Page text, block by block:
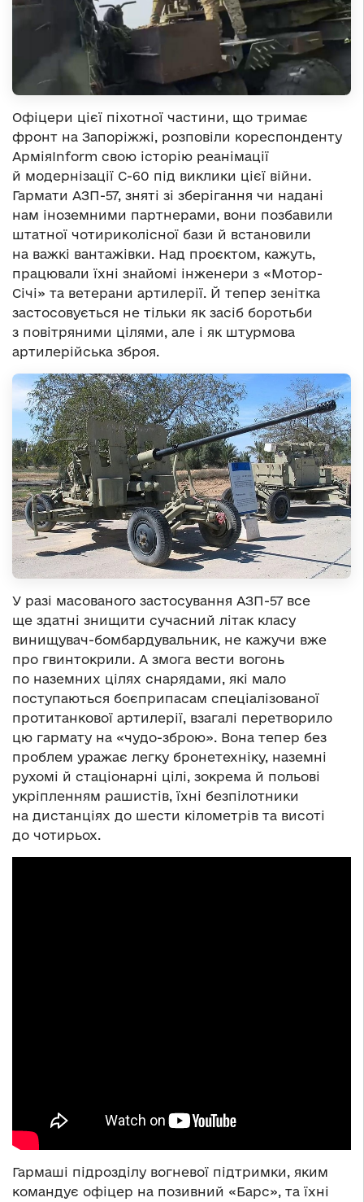
Офіцери цієї піхотної частини, що тримає
фронт на Запоріжжі, розповіли кореспонденту
АрміяInform свою історію реанімації
й модернізації С-60 під виклики цієї війни.
Гармати АЗП-57, зняті зі зберігання чи надані
нам іноземними партнерами, вони позбавили
штатної чотириколісної бази й встановили
на важкі вантажівки. Над проєктом, кажуть,
працювали їхні знайомі інженери з «Мотор-
Січі» та ветерани артилерії. Й тепер зенітка
застосовується не тільки як засіб боротьби
з повітряними цілями, але і як штурмова
артилерійська зброя.
У разі масованого застосування АЗП-57 все
ще здатні знищити сучасний літак класу
винищувач-бомбардувальник, не кажучи вже
про гвинтокрили. А змога вести вогонь
по наземних цілях снарядами, які мало
поступаються боєприпасам спеціалізованої
протитанкової артилерії, взагалі перетворило
цю гармату на «чудо-зброю». Вона тепер без
проблем уражає легку бронетехніку, наземні
рухомі й стаціонарні цілі, зокрема й польові
укріпленням рашистів, їхні безпілотники
на дистанціях до шести кілометрів та висоті
до чотирьох.
Гармаші підрозділу вогневої підтримки, яким
командує офіцер на позивний «Барс», та їхні